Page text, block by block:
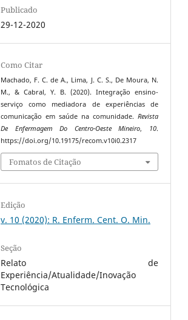
Publicado
29-12-2020
Como Citar
Machado, F. C. de A., Lima, J. C. S., De Moura, N.
M., & Cabral, Y. B. (2020). Integração ensino-
serviço como mediadora de experiências de
comunicação em saúde na comunidade. Revista
De Enfermagem Do Centro-Oeste Mineiro, 10.
https://doi.org/10.19175/recom.v10i0.2317
Fomatos de Citação
Edição
v. 10 (2020): R. Enferm. Cent. O. Min.
Seção
Relato de
Experiência/Atualidade/Inovação
Tecnológica